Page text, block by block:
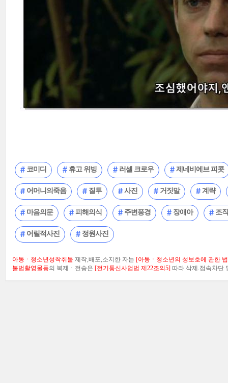
코미디 휴고 위빙 러셀 크로우 제네비에브 피콧
어머니의죽음 질투 사진 거짓말 계략
마음의문 피해의식 주변풍경 장애아 조
어릴적사진 정원사진
아동ㆍ청소년성착취물 제작,배포,소지한 자는 [아동ㆍ청소년의 성보호에 관한
불법촬영물등의 복제ㆍ전송은 [전기통신사업법 제22조의5] 따라 삭제.접속차단